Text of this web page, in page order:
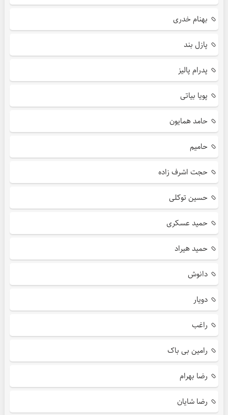
بهنام خدری
پازل بند
پدرام پالیز
پویا بیاتی
حامد همایون
حامیم
حجت اشرف زاده
حسین توکلی
حمید عسکری
حمید هیراد
دانوش
دویار
راغب
رامین بی باک
رضا بهرام
رضا شایان